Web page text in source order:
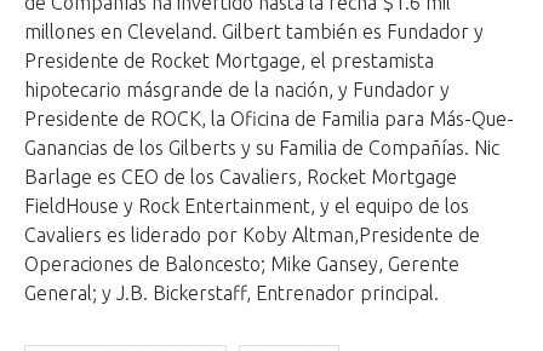
millones en Cleveland. Gilbert también es Fundador y
Presidente de Rocket Mortgage, el prestamista
hipotecario másgrande de la nación, y Fundador y
Presidente de ROCK, la Oficina de Familia para Más-Que-
Ganancias de los Gilberts y su Familia de Compañías. Nic
Barlage es CEO de los Cavaliers, Rocket Mortgage
FieldHouse y Rock Entertainment, y el equipo de los
Cavaliers es liderado por Koby Altman,Presidente de
Operaciones de Baloncesto; Mike Gansey, Gerente
General; y J.B. Bickerstaff, Entrenador principal.